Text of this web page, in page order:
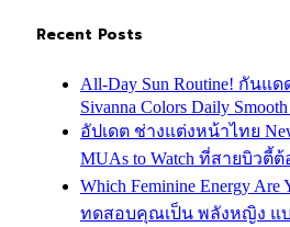
Recent Posts
All-Day Sun Routine! กันแ
Sivanna Colors Daily
อัปเดต ช่างแต่งหน้าไทย
MUAs to Watch ที่สายบิวตี้ต้
Which Feminine Energy Are
ทดสอบคุณเป็น พลังหญิง แบ